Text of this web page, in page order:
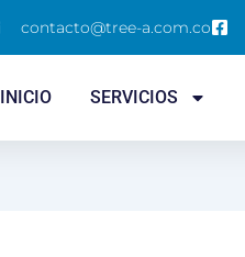
contacto@tree-a.com.co
INICIO SERVICIOS